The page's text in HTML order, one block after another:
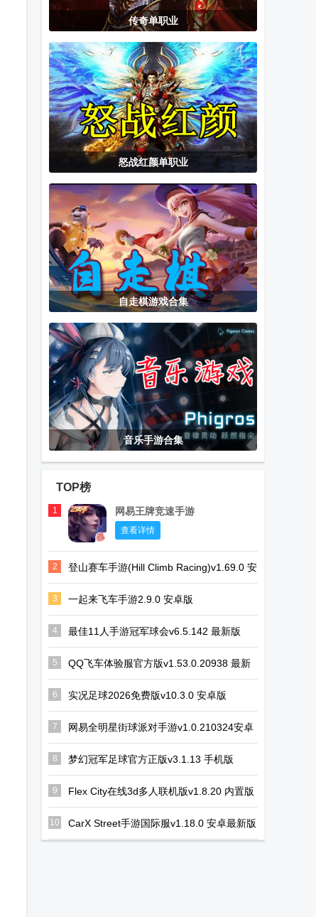
天马G模拟器
整合包
和平KJ公益端
口(手游辅助工
具)
虎皮鹦鹉的昆
虫小店免费版
传奇单职业
怒战红颜单职业
自走棋游戏合集
音乐手游合集
TOP榜
1 网易王牌竞速手游
查看详情
2
登山赛车手游(Hill Climb Racing)v1.69.0 安
卓正版
3 一起来飞车手游2.9.0 安卓版
4 最佳11人手游冠军球会v6.5.142 最新版
5
QQ飞车体验服官方版v1.53.0.20938 最新
安卓版
6 实况足球2026免费版v10.3.0 安卓版
7
网易全明星街球派对手游v1.0.210324安卓
中文版
8 梦幻冠军足球官方正版v3.1.13 手机版
9 Flex City在线3d多人联机版v1.8.20 内置版
10 CarX Street手游国际服v1.18.0 安卓最新版